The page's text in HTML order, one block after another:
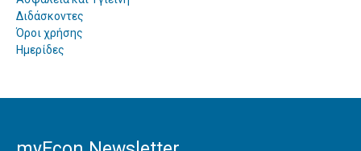
Διδάσκοντες
Όροι χρήσης
Ημερίδες